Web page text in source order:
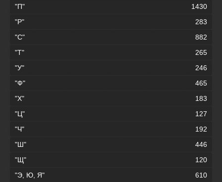
"П"
1430
"Р"
283
"С"
882
"Т"
265
"У"
246
"Ф"
465
"Х"
183
"Ц"
127
"Ч"
192
"Ш"
446
"Щ"
120
"Э, Ю, Я"
610